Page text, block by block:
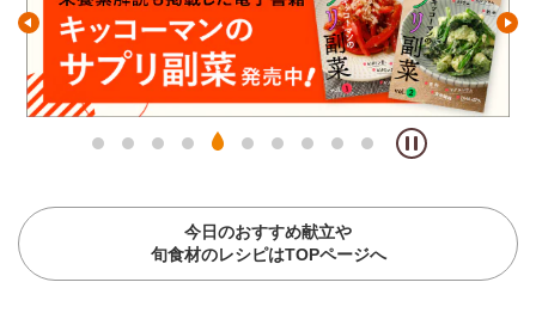
今日のおすすめ献立や
旬食材のレシピはTOPページへ